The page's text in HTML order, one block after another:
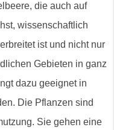
die auch auf
wissenschaftlich
ist und nicht nur
Gebieten in ganz
dazu geeignet in
Die Pflanzen sind
Sie gehen eine